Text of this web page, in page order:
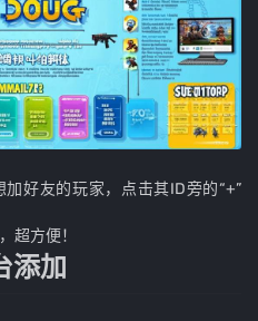
好友的玩家，点击其ID旁的“+”
超方便！
添加